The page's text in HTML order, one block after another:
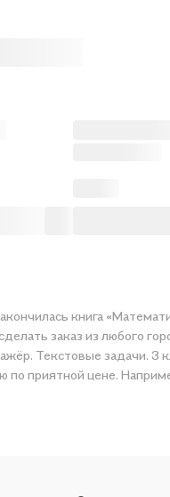
книга
заказ из любого
Текстовые задачи. 3
по приятной цене.